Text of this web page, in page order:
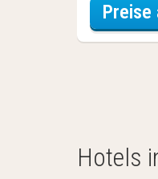
Preise
Hotels